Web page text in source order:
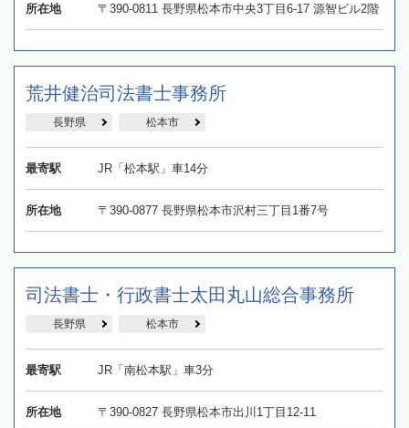
所在地 〒390-0811 長野県松本市中央3丁目6-17 源智ビル2階
荒井健治司法書士事務所
長野県 松本市
最寄駅 JR「松本駅」車14分
所在地 〒390-0877 長野県松本市沢村三丁目1番7号
司法書士・行政書士太田丸山総合事務所
長野県 松本市
最寄駅 JR「南松本駅」車3分
所在地 〒390-0827 長野県松本市出川1丁目12-11